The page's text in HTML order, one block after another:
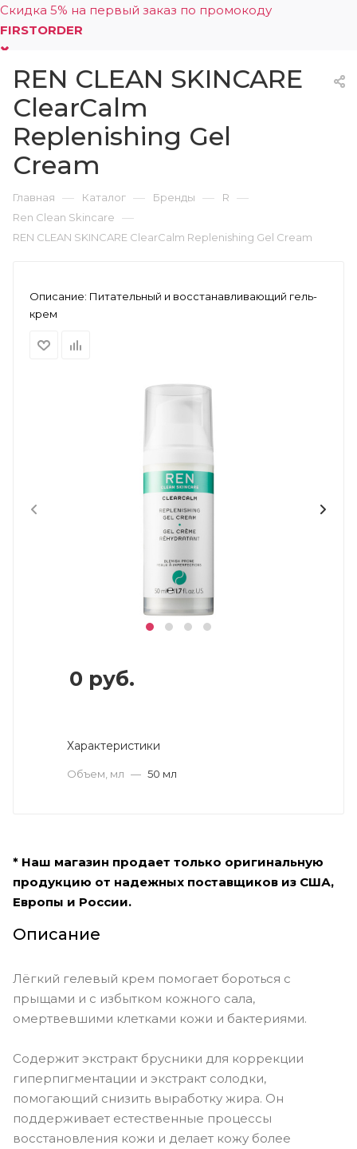
Скидка 5% на первый заказ по промокоду
FIRSTORDER
0
REN CLEAN SKINCARE
ClearCalm
Replenishing Gel
Cream
Главная — Каталог — Бренды — R —
Ren Clean Skincare —
REN CLEAN SKINCARE ClearCalm Replenishing Gel Cream
Описание: Питательный и восстанавливающий гель-
крем
0 руб.
Характеристики
Объем, мл — 50 мл
* Наш магазин продает только оригинальную
продукцию от надежных поставщиков из США,
Европы и России.
Описание
Лёгкий гелевый крем помогает бороться с
прыщами и с избытком кожного сала,
омертвевшими клетками кожи и бактериями.
Содержит экстракт брусники для коррекции
гиперпигментации и экстракт солодки,
помогающий снизить выработку жира. Он
поддерживает естественные процессы
восстановления кожи и делает кожу более